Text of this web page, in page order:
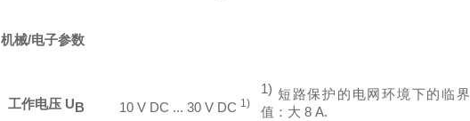
机械/电子参数
工作电压 UB 10 V DC ... 30 V DC 1)
1) 短路保护的电网环境下的临界
值：大 8 A.